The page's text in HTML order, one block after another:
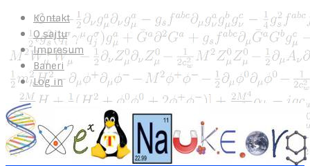
Kontakt
O sajtu
Impresum
Baneri
Log in